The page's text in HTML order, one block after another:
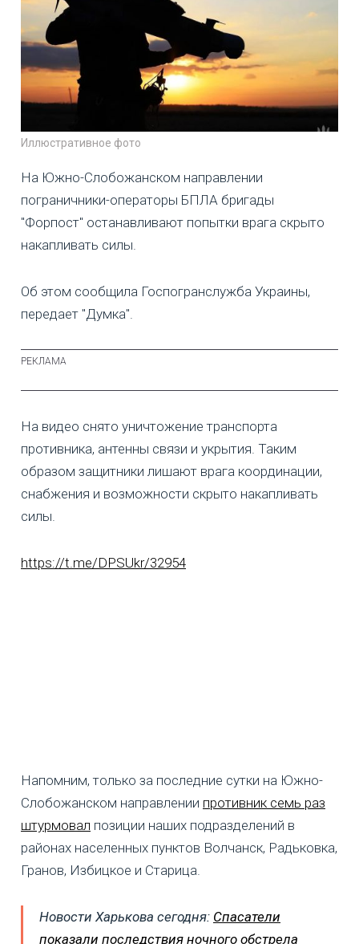
Иллюстративное фото
На Южно-Слобожанском направлении
пограничники-операторы БПЛА бригады
"Форпост" останавливают попытки врага скрыто
накапливать силы.
Об этом сообщила Госпогранслужба Украины,
передает "Думка".
На видео снято уничтожение транспорта
противника, антенны связи и укрытия. Таким
образом защитники лишают врага координации,
снабжения и возможности скрыто накапливать
силы.
https://t.me/DPSUkr/32954
Напомним, только за последние сутки на Южно-
Слобожанском направлении противник семь раз
штурмовал позиции наших подразделений в
районах населенных пунктов Волчанск, Радьковка,
Гранов, Избицкое и Старица.
Новости Харькова сегодня: Спасатели
показали последствия ночного обстрела